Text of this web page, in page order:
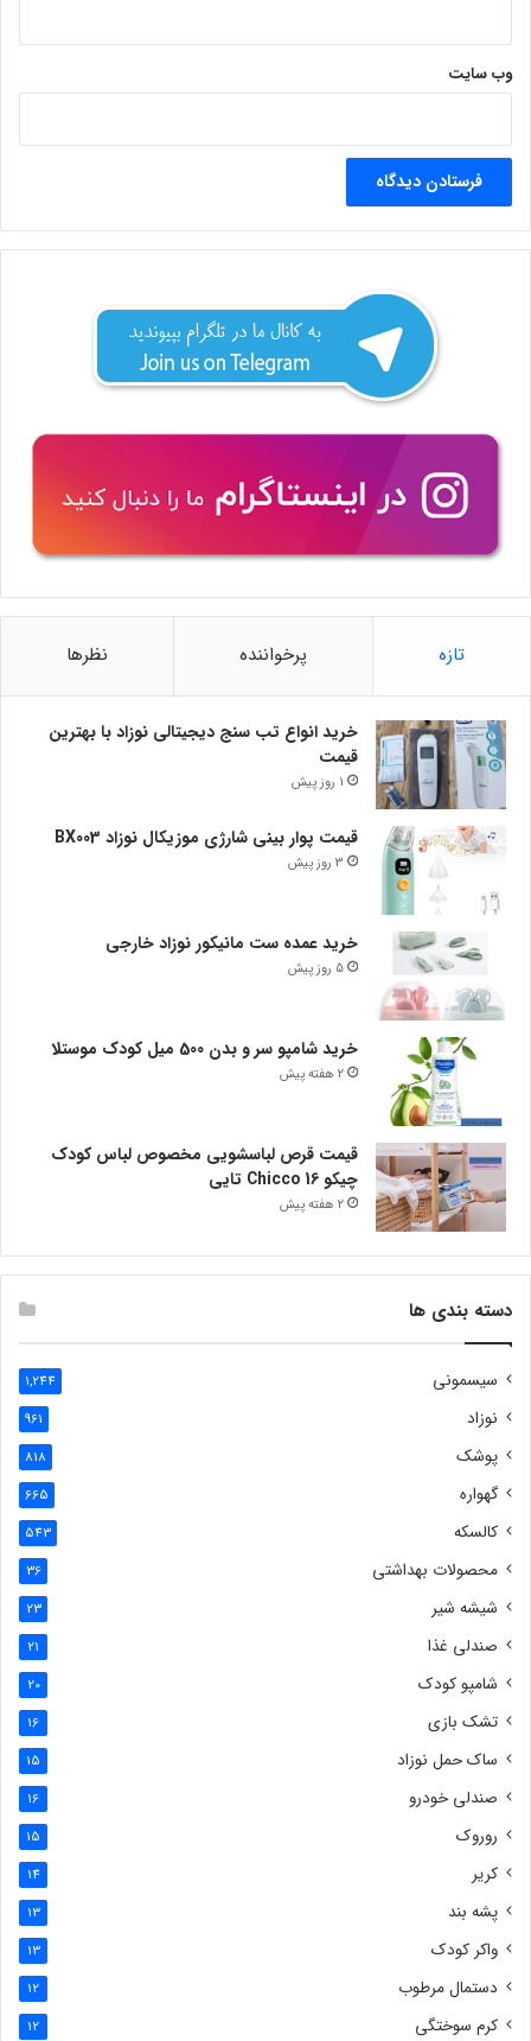
وب‌ سایت
تازه پرخواننده نظرها
خرید انواع تب سنج دیجیتالی نوزاد با بهترین
قیمت
1 روز پیش
قیمت پوار بینی شارژی موزیکال نوزاد BX003
3 روز پیش
خرید عمده ست مانیکور نوزاد خارجی
5 روز پیش
خرید شامپو سر و بدن 500 میل کودک موستلا
2 هفته پیش
قیمت قرص لباسشویی مخصوص لباس کودک
چیکو Chicco 16 تایی
2 هفته پیش
دسته بندی ها
سیسمونی 1,244
نوزاد 961
پوشک 818
گهواره 665
کالسکه 543
محصولات بهداشتی 36
شیشه شیر 23
صندلی غذا 21
شامپو کودک 20
تشک بازی 16
ساک حمل نوزاد 15
صندلی خودرو 16
روروک 15
کریر 14
پشه بند 13
واکر کودک 13
دستمال مرطوب 12
کرم سوختگی 12